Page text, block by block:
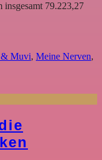
79.223,27
Muvi, Meine Nerven,